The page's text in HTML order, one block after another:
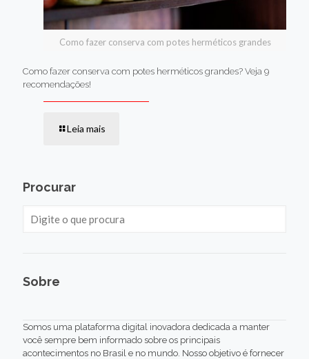
Como fazer conserva com potes herméticos grandes
Como fazer conserva com potes herméticos grandes? Veja 9
recomendações!
Leia mais
Procurar
Sobre
Somos uma plataforma digital inovadora dedicada a manter
você sempre bem informado sobre os principais
acontecimentos no Brasil e no mundo. Nosso objetivo é fornecer